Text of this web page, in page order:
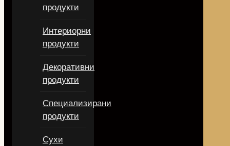
продукти
Интериорни
продукти
Декоративни
продукти
Специализирани
продукти
Сухи